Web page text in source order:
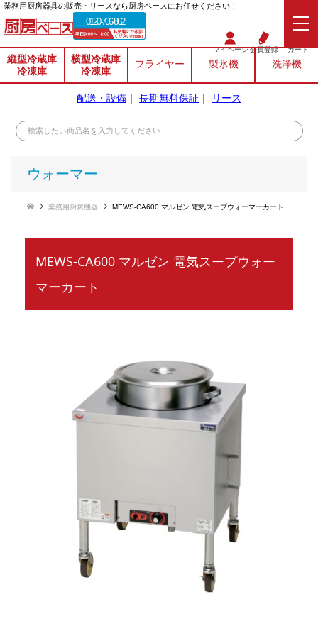
業務⽤厨房器具の販売・リースなら厨房ベースにお任せください！
0120-706-862
マイページ会員登録 カート
縦型冷蔵庫
冷凍庫
横型冷蔵庫
冷凍庫
フライヤー 製氷機 洗浄機
配送・設備 ｜ 長期無料保証 ｜ リース
ウォーマー
業務用厨房機器 MEWS-CA600 マルゼン 電気スープウォーマーカート
MEWS-CA600 マルゼン 電気スープウォー
マーカート